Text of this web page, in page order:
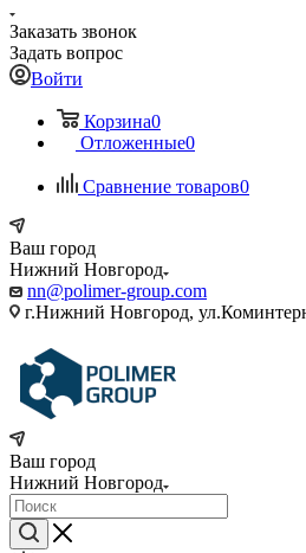
Заказать звонок
Задать вопрос
Войти
Корзина0
Отложенные0
Сравнение товаров0
Ваш город
Нижний Новгород
nn@polimer-group.com
г.Нижний Новгород,
Ваш город
Нижний Новгород